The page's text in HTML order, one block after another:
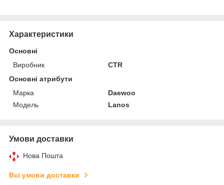
Характеристики
Основні
Виробник
CTR
Основні атрибути
Марка
Daewoo
Модель
Lanos
Умови доставки
Нова Пошта
Всі умови доставки